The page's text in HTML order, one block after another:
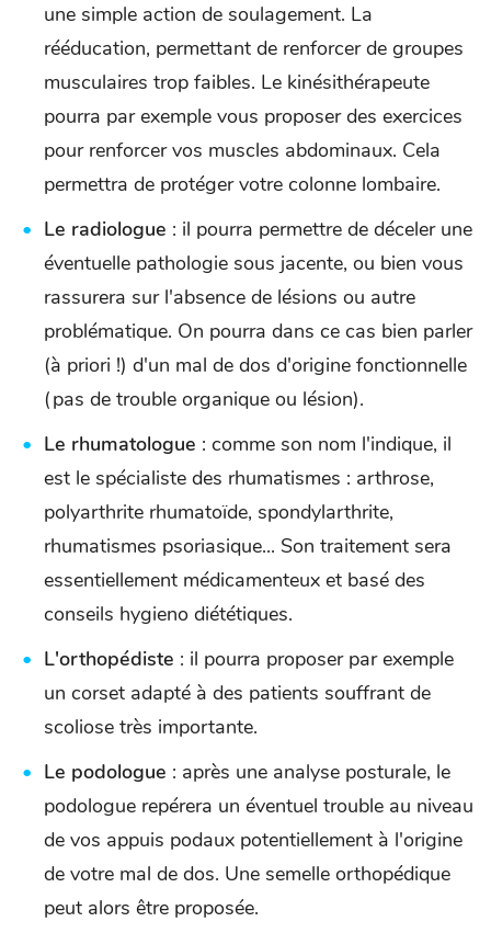
une simple action de soulagement. La
rééducation, permettant de renforcer de groupes
musculaires trop faibles. Le kinésithérapeute
pourra par exemple vous proposer des exercices
pour renforcer vos muscles abdominaux. Cela
permettra de protéger votre colonne lombaire.
Le radiologue : il pourra permettre de déceler une
éventuelle pathologie sous jacente, ou bien vous
rassurera sur l'absence de lésions ou autre
problématique. On pourra dans ce cas bien parler
(à priori !) d'un mal de dos d'origine fonctionnelle
(pas de trouble organique ou lésion).
Le rhumatologue : comme son nom l'indique, il
est le spécialiste des rhumatismes : arthrose,
polyarthrite rhumatoïde, spondylarthrite,
rhumatismes psoriasique... Son traitement sera
essentiellement médicamenteux et basé des
conseils hygieno diététiques.
L'orthopédiste : il pourra proposer par exemple
un corset adapté à des patients souffrant de
scoliose très importante.
Le podologue : après une analyse posturale, le
podologue repérera un éventuel trouble au niveau
de vos appuis podaux potentiellement à l'origine
de votre mal de dos. Une semelle orthopédique
peut alors être proposée.